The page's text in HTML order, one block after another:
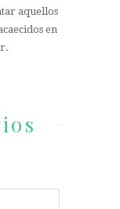
aquellos
en